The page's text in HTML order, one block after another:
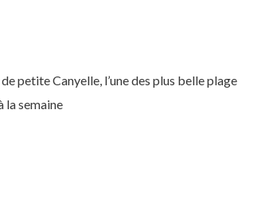
petite Canyelle, l’une des plus belle plage
la semaine